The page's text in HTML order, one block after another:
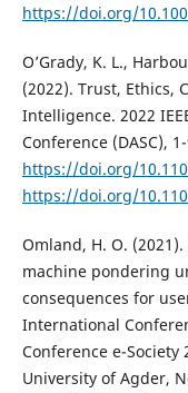
https://doi.org/
O’Grady, K. L.,
(2022). Trust, Ethics,
Intelligence. 2022
Conference (DASC),
https://doi.org/
https://doi.org/
Omland, H. O.
machine pondering
consequences for
International
Conference e-
University of Agder,